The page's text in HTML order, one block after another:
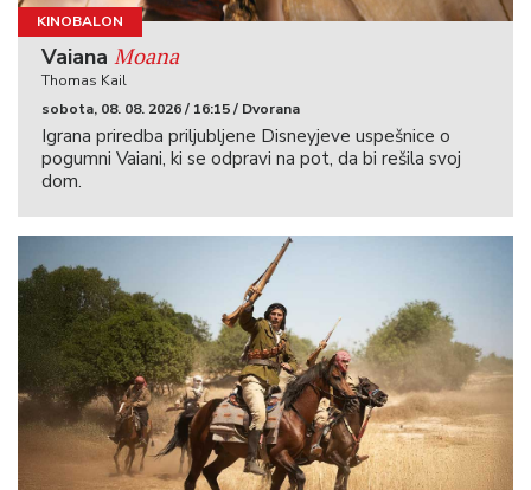
KINOBALON
Vaiana Moana
Thomas Kail
sobota, 08. 08. 2026 / 16:15 / Dvorana
Igrana priredba priljubljene Disneyjeve uspešnice o
pogumni Vaiani, ki se odpravi na pot, da bi rešila svoj
dom.